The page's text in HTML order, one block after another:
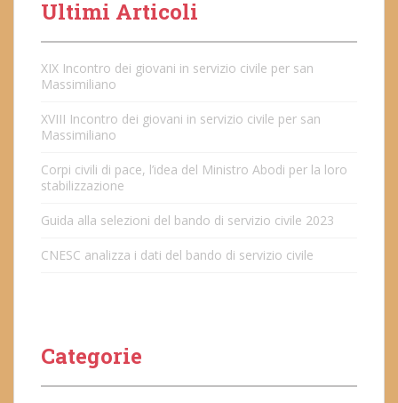
Ultimi Articoli
XIX Incontro dei giovani in servizio civile per san
Massimiliano
XVIII Incontro dei giovani in servizio civile per san
Massimiliano
Corpi civili di pace, l’idea del Ministro Abodi per la loro
stabilizzazione
Guida alla selezioni del bando di servizio civile 2023
CNESC analizza i dati del bando di servizio civile
Categorie